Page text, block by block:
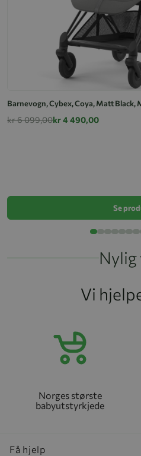
Barnevogn, Cybex, Coya, Matt Black,
kr 6 099,00kr 4 490,00
Se
Vi
Norges største
babyutstyrkjede
Få hjelp